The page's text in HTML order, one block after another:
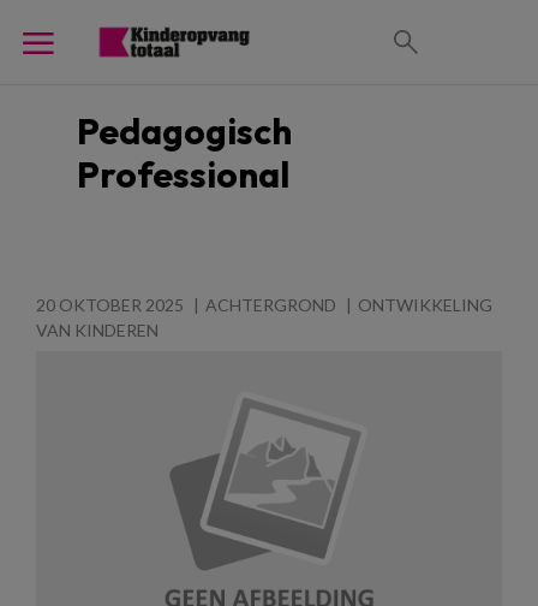
Pedagogisch
Professional
20 OKTOBER 2025 ACHTERGROND
ONTWIKKELING
VAN KINDEREN